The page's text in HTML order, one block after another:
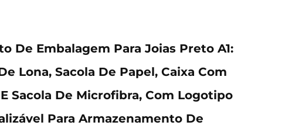
De Embalagem Para Joias Preto A1:
Lona, Sacola De Papel, Caixa Com
Sacola De Microfibra, Com Logotipo
Para Armazenamento De